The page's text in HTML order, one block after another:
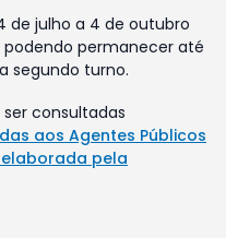
de julho a 4 de outubro
permanecer até
segundo turno.
consultadas
aos Agentes Públicos
elaborada pela